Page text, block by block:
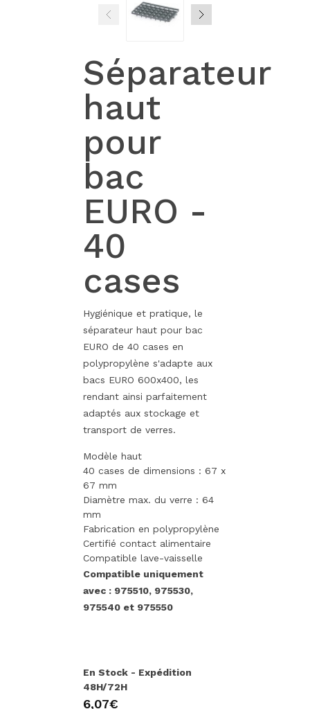
Séparateur
haut
pour
bac
EURO -
40
cases
Hygiénique et pratique, le
séparateur haut pour bac
EURO de 40 cases en
polypropylène s'adapte aux
bacs EURO 600x400, les
rendant ainsi parfaitement
adaptés aux stockage et
transport de verres.
Modèle haut
40 cases de dimensions : 67 x
67 mm
Diamètre max. du verre : 64
mm
Fabrication en polypropylène
Certifié contact alimentaire
Compatible lave-vaisselle
Compatible uniquement
avec : 975510, 975530,
975540 et 975550
En Stock - Expédition
48H/72H
6,07€